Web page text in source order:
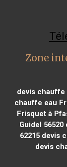
Zone
devis chauffe
chauffe eau
Frisquet à
Guidel 56520
62215devis
devis